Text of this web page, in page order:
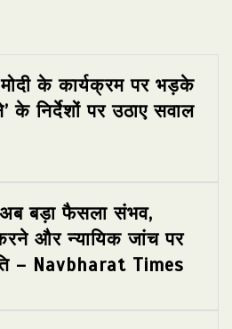
के कार्यक्रम पर भड़के
के निर्देशों पर उठाए सवाल
बड़ा फैसला संभव,
और न्यायिक जांच पर
– Navbharat Times